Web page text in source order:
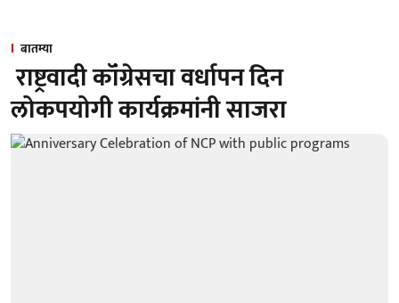
बातम्या
राष्ट्रवादी कॉंग्रेसचा वर्धापन दिन
लोकपयोगी कार्यक्रमांनी साजरा